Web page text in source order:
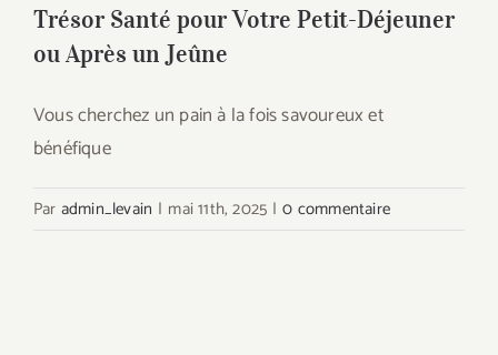
Trésor Santé pour Votre Petit-Déjeuner
ou Après un Jeûne
Vous cherchez un pain à la fois savoureux et
bénéfique
Par admin_levain | mai 11th, 2025 | 0 commentaire